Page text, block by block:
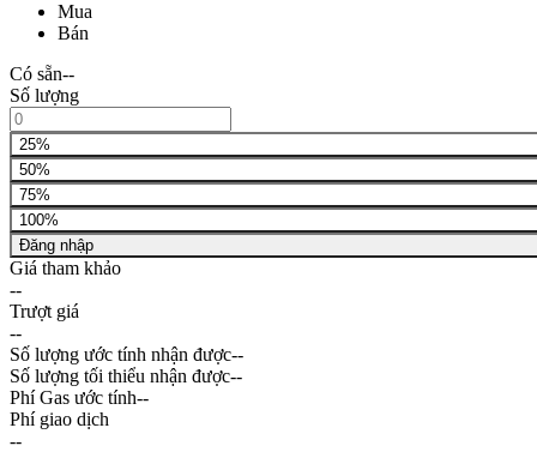
Mua
Bán
Có sẵn--
Số lượng
25%
50%
75%
100%
Đăng nhập
Giá tham khảo
--
Trượt giá
--
Số lượng ước tính nhận được--
Số lượng tối thiểu nhận được--
Phí Gas ước tính--
Phí giao dịch
--